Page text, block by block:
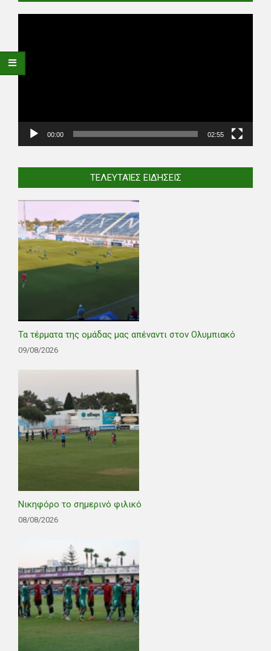
00:00 02:55
ΤΕΛΕΥΤΑΊΕΣ ΕΙΔΉΣΕΙΣ
Τα τέρματα της ομάδας μας απέναντι στον Ολυμπιακό
09/08/2026
Νικηφόρο το σημερινό φιλικό
08/08/2026